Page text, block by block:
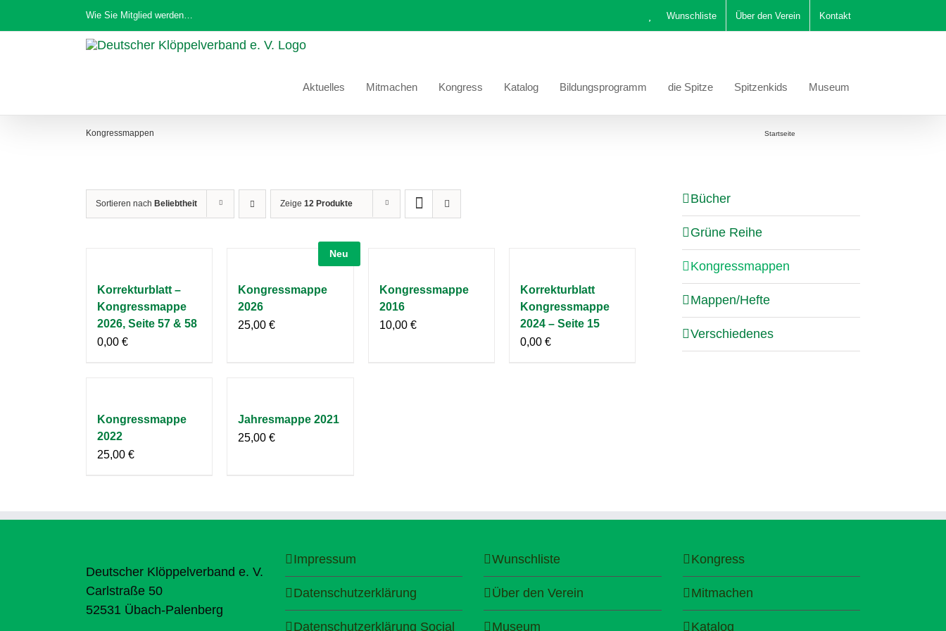
Inhalt
Wie Sie Mitglied werden… Wunschliste Über den Verein Kontakt
Aktuelles Mitmachen Kongress Katalog Bildungsprogramm die Spitze Spitzenkids Museum
Kongressmappen Startseite
Sortieren nach Beliebtheit Zeige 12 Produkte
Korrekturblatt –
Kongressmappe
2026, Seite 57 & 58
0,00 €
Neu
Kongressmappe
2026
25,00€
Kongressmappe
2016
10,00 €
Korrekturblatt
Kongressmappe
2024 – Seite 15
0,00 €
Kongressmappe
2022
25,00 €
Jahresmappe 2021
25,00€
Bücher
Grüne Reihe
Kongressmappen
Mappen/Hefte
Verschiedenes
Deutscher Klöppelverband e. V.
Carlstraße 50
52531 Übach-Palenberg
Impressum
Datenschutzerklärung
Datenschutzerklärung Social
Wunschliste
Über den Verein
Museum
Kongress
Mitmachen
Katalog